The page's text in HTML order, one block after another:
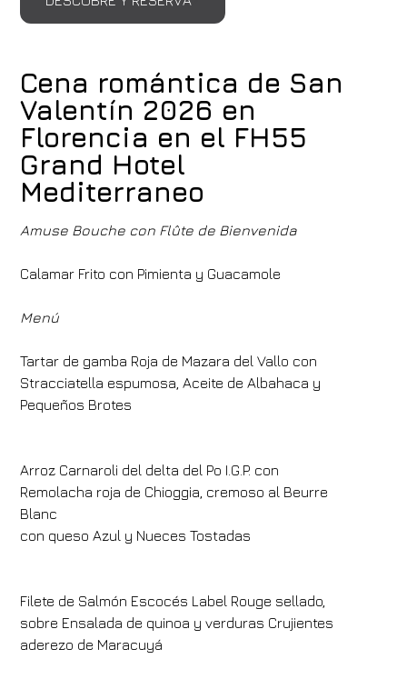
Cena romántica de San
Valentín 2026 en
Florencia en el FH55
Grand Hotel
Mediterraneo
Amuse Bouche con Flûte de Bienvenida
Calamar Frito con Pimienta y Guacamole
Menú
Tartar de gamba Roja de Mazara del Vallo con
Stracciatella espumosa, Aceite de Albahaca y
Pequeños Brotes
Arroz Carnaroli del delta del Po I.G.P. con
Remolacha roja de Chioggia, cremoso al Beurre
Blanc
con queso Azul y Nueces Tostadas
Filete de Salmón Escocés Label Rouge sellado,
sobre Ensalada de quinoa y verduras Crujientes
aderezo de Maracuyá